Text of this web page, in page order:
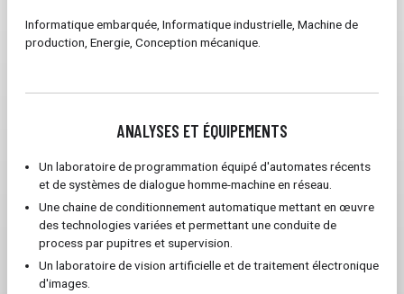
Informatique embarquée, Informatique industrielle, Machine de
production, Energie, Conception mécanique.
ANALYSES ET ÉQUIPEMENTS
Un laboratoire de programmation équipé d'automates récents
et de systèmes de dialogue homme-machine en réseau.
Une chaine de conditionnement automatique mettant en œuvre
des technologies variées et permettant une conduite de
process par pupitres et supervision.
Un laboratoire de vision artificielle et de traitement électronique
d'images.